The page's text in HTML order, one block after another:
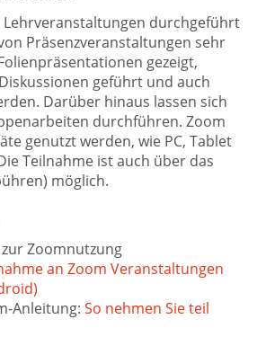
durchgeführt
Präsenzveranstaltungen sehr
gezeigt,
geführt und auch
Darüber hinaus lassen sich
durchführen. Zoom
genutzt werden, wie PC, Tablet
Teilnahme ist auch über das
möglich.
Zoomnutzung
an Zoom Veranstaltungen
Anleitung: So nehmen Sie teil